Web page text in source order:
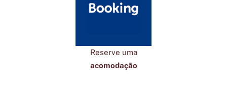
Reserve uma
acomodação